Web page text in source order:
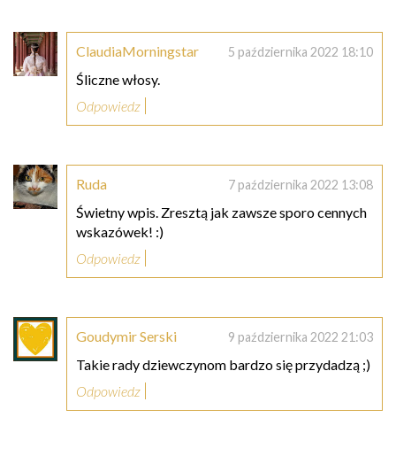
ClaudiaMorningstar 5 października 2022 18:10
Śliczne włosy.
Odpowiedz
Ruda 7 października 2022 13:08
Świetny wpis. Zresztą jak zawsze sporo cennych
wskazówek! :)
Odpowiedz
Goudymir Serski 9 października 2022 21:03
Takie rady dziewczynom bardzo się przydadzą ;)
Odpowiedz